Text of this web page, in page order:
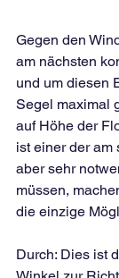
Gegen den
am nächsten
und um diesen
Segel maximal
auf Höhe der
ist einer der am
aber sehr
müssen,
die einzige
Durch: Dies ist